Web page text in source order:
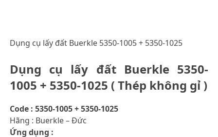
Dụng cụ lấy đất Buerkle 5350-1005 + 5350-1025
Dụng cụ lấy đất Buerkle 5350-
1005 + 5350-1025 ( Thép không gỉ )
Code : 5350-1005 + 5350-1025
Hãng : Buerkle – Đức
Ứng dụng :